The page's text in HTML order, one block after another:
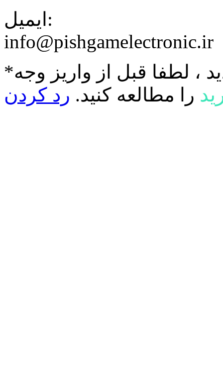
ایمیل:
info@pishgamelectronic.ir
، لطفا قبل از واریز وجه
را مطالعه کنید. رد کردن